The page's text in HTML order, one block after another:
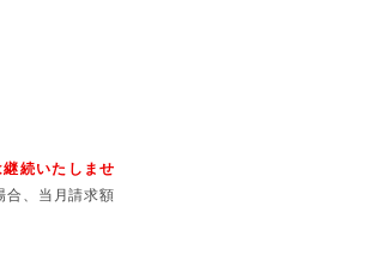
続いたしませ
合、当月請求額